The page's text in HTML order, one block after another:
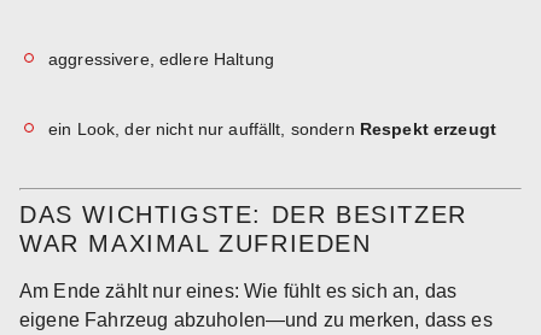
aggressivere, edlere Haltung
ein Look, der nicht nur auffällt, sondern Respekt erzeugt
DAS WICHTIGSTE: DER BESITZER
WAR MAXIMAL ZUFRIEDEN
Am Ende zählt nur eines: Wie fühlt es sich an, das
eigene Fahrzeug abzuholen—und zu merken, dass es